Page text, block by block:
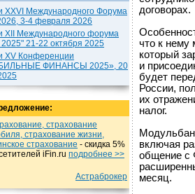
XXVI Международного Форума
3-4 февраля 2026
XII Международного форума
21-22 октября 2025
XV Конференции
ФИНАНСЫ 2025», 20
страхование
страхование жизни,
страхование - cкидка 5%
iFin.ru подробнеe >>
Астраброкер
договорах.
что к нему
который
и
будет
России,
их
налог.
включая
общение с
месяц.